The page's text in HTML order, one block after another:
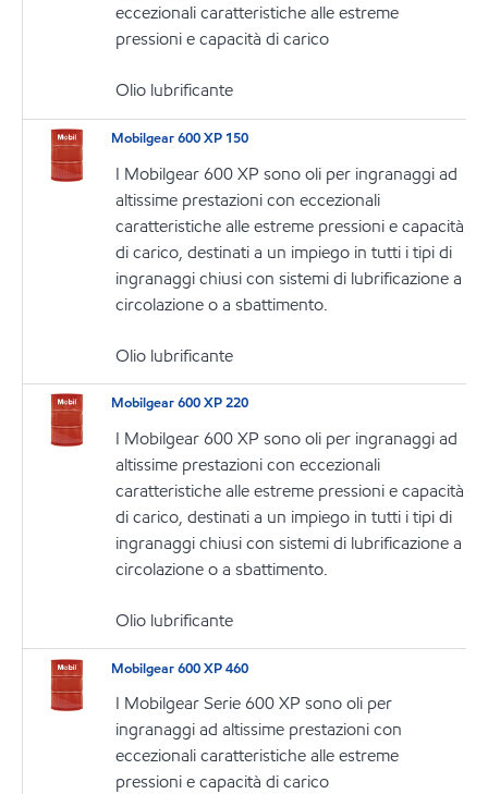
eccezionali caratteristiche alle estreme
pressioni e capacità di carico
Olio lubrificante
Mobilgear 600 XP 150
I Mobilgear 600 XP sono oli per ingranaggi ad
altissime prestazioni con eccezionali
caratteristiche alle estreme pressioni e capacità
di carico, destinati a un impiego in tutti i tipi di
ingranaggi chiusi con sistemi di lubrificazione a
circolazione o a sbattimento.
Olio lubrificante
Mobilgear 600 XP 220
I Mobilgear 600 XP sono oli per ingranaggi ad
altissime prestazioni con eccezionali
caratteristiche alle estreme pressioni e capacità
di carico, destinati a un impiego in tutti i tipi di
ingranaggi chiusi con sistemi di lubrificazione a
circolazione o a sbattimento.
Olio lubrificante
Mobilgear 600 XP 460
I Mobilgear Serie 600 XP sono oli per
ingranaggi ad altissime prestazioni con
eccezionali caratteristiche alle estreme
pressioni e capacità di carico